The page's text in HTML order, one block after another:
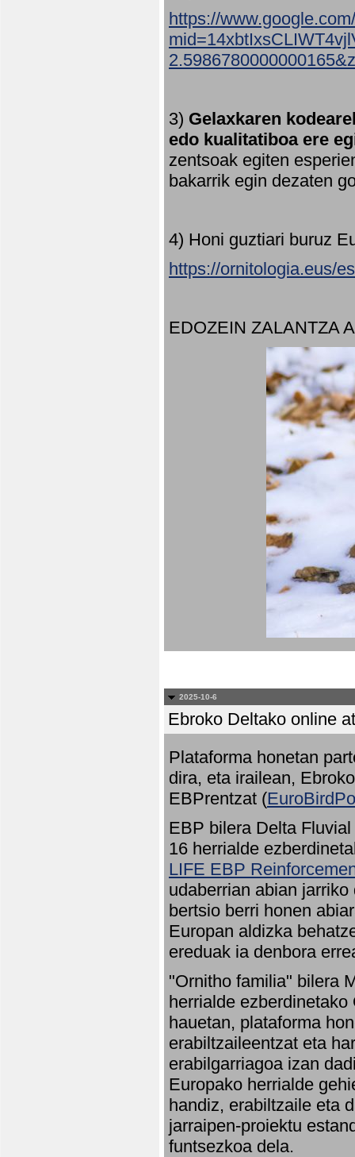
https://
3) Gelaxkaren
edo kualitatiboa ere
zentsoak egiten
bakarrik egin dezaten
4) Honi guztiari buruz
https://ornitologia.eus/
EDOZEIN ZALANTZA
2025-10-6
Ebroko Deltako online
Plataforma honetan
dira, eta irailean,
EBPrentzat (
EBP bilera Delta
16 herrialde
LIFE EBP
udaberrian abian
bertsio berri honen
Europan aldizka
ereduak ia denbora
"Ornitho familia" bilera
herrialde
hauetan, plataforma
erabiltzaileentzat eta
erabilgarriagoa izan
Europako herrialde
handiz, erabiltzaile eta
jarraipen-proiektu
funtsezkoa dela.